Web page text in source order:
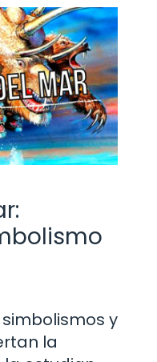
y
la